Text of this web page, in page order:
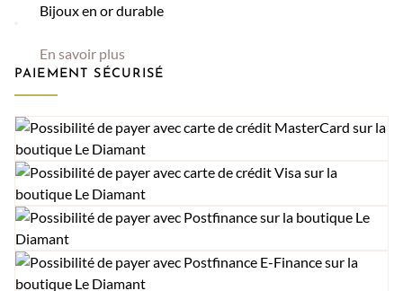
Bijoux en or durable
En savoir plus
PAIEMENT SÉCURISÉ